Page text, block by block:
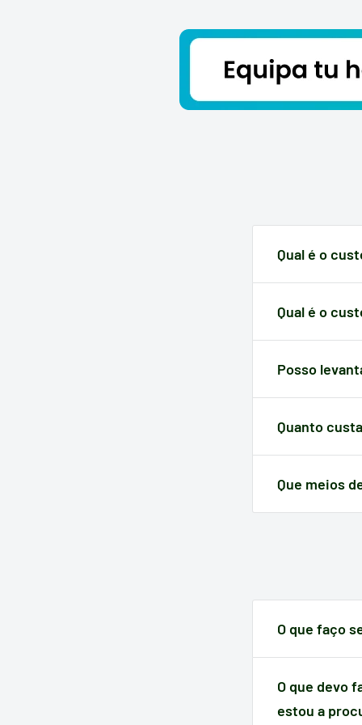
Qual é o
O reembolso
recebimento da
Qual é o
Dependendo de
variar. Em
Posso
Claro! Além do
selecioná-lo
Quanto
A devolução
Que meios
A Electrotodo
O que faço
Quando um
do momento
O que devo
estou a